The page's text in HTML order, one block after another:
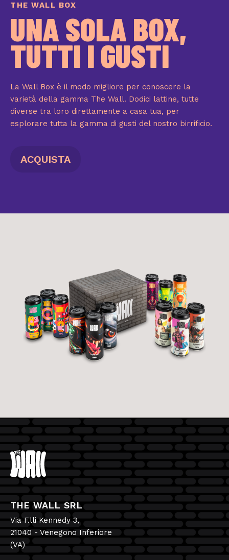
THE WALL BOX
UNA SOLA BOX,
TUTTI I GUSTI
La Wall Box è il modo migliore per conoscere la
varietà della gamma The Wall. Dodici lattine, tutte
diverse tra loro direttamente a casa tua, per
esplorare tutta la gamma di gusti del nostro birrificio.
ACQUISTA
THE WALL SRL
Via F.lli Kennedy 3,
21040 - Venegono Inferiore
(VA)